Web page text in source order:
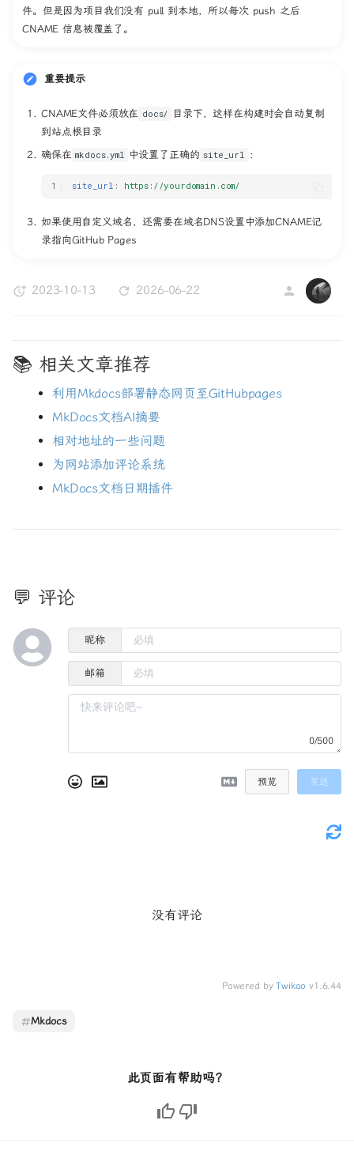
件。但是因为项目我们没有 pull 到本地，所以每次 push 之后
CNAME 信息被覆盖了。
重要提示
CNAME文件必须放在 docs/ 目录下，这样在构建时会自动复制
到站点根目录
确保在 mkdocs.yml 中设置了正确的 site_url ：
site_url : https://yourdomain.com/
如果使用自定义域名，还需要在域名DNS设置中添加CNAME记
录指向GitHub Pages
2023-10-13 2026-06-22 WK
📚 相关文章推荐
利用Mkdocs部署静态网页至GitHubpages
MkDocs文档AI摘要
相对地址的一些问题
为网站添加评论系统
MkDocs文档日期插件
💬 评论
昵称
邮箱
0/500
预览 发送
没有评论
Powered byTwikoo v1.6.44
Mkdocs
此页面有帮助吗？